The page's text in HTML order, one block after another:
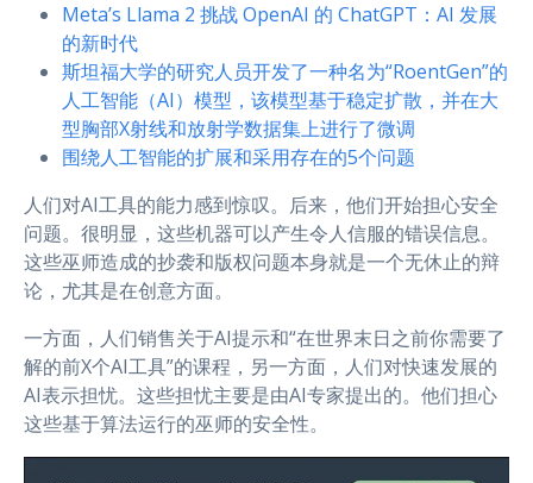
Meta’s Llama 2 挑战 OpenAI 的 ChatGPT：AI 发展
的新时代
斯坦福大学的研究人员开发了一种名为“RoentGen”的
人工智能（AI）模型，该模型基于稳定扩散，并在大
型胸部X射线和放射学数据集上进行了微调
围绕人工智能的扩展和采用存在的5个问题
人们对AI工具的能力感到惊叹。后来，他们开始担心安全
问题。很明显，这些机器可以产生令人信服的错误信息。
这些巫师造成的抄袭和版权问题本身就是一个无休止的辩
论，尤其是在创意方面。
一方面，人们销售关于AI提示和“在世界末日之前你需要了
解的前X个AI工具”的课程，另一方面，人们对快速发展的
AI表示担忧。这些担忧主要是由AI专家提出的。他们担心
这些基于算法运行的巫师的安全性。